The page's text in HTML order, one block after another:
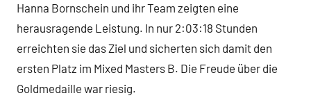
Hanna Bornschein und ihr Team zeigten eine
herausragende Leistung. In nur 2:03:18 Stunden
erreichten sie das Ziel und sicherten sich damit den
ersten Platz im Mixed Masters B. Die Freude über die
Goldmedaille war riesig.